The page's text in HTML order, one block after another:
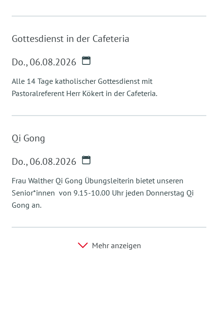
Gottesdienst in der Cafeteria
Do.,06.08.2026
Alle 14 Tage katholischer Gottesdienst mit
Pastoralreferent Herr Kökert in der Cafeteria.
Qi Gong
Do.,06.08.2026
Frau Walther Qi Gong Übungsleiterin bietet unseren
Senior*innen von 9.15-10.00 Uhr jeden Donnerstag Qi
Gong an.
Mehr anzeigen